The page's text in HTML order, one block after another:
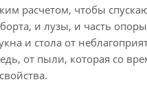
расчетом, чтобы
и лузы, и часть
и стола от
от пыли, которая со